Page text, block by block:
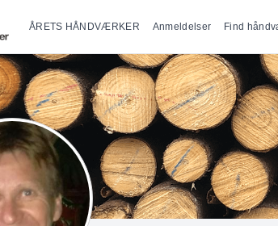
Primær
ÅRETS HÅNDVÆRKER Anmeldelser Find